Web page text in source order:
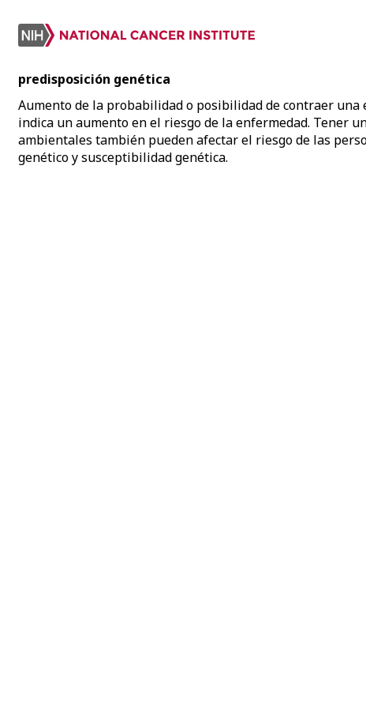
predisposición genética
Aumento de la probabilidad o posibilidad de contraer
indica un aumento en el riesgo de la enfermedad. Tener
ambientales también pueden afectar el riesgo de las
genético y susceptibilidad genética.